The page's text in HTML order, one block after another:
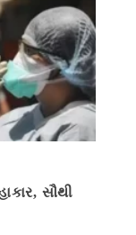
સૌથી